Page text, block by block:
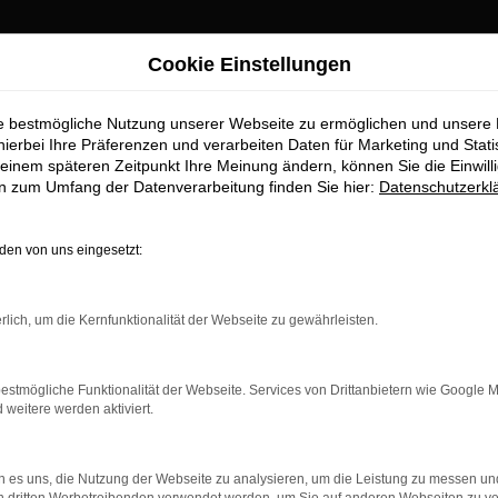
Pfaffenhofen
erhalten Sie im Autohaus
für exzellente Audi Jahreswagen Fahrzeuge für
Modellen zu präsentieren, die höchste Standards in Sachen
geht. Erfahren Sie mehr über unsere beeindruckende Audi-
Network Error
Cookie Einstellungen
bestmögliche Nutzung unserer Webseite zu ermöglichen und unsere
Ihre Präferenzen und verarbeiten Daten für Marketing und
späteren Zeitpunkt Ihre Meinung ändern, können Sie die
zum Umfang der Datenverarbeitung finden Sie hier:
von uns eingesetzt:
um die Kernfunktionalität der Webseite zu gewährleisten.
Funktionalität der Webseite. Services von Drittanbietern wie Google
weitere werden aktiviert.
es uns, die Nutzung der Webseite zu analysieren, um die Leistung zu messen